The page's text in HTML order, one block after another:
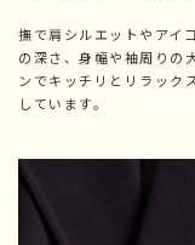
撫で肩シルエットやアイ
の深さ、身幅や袖周りの
ンでキッチリとリラック
しています。